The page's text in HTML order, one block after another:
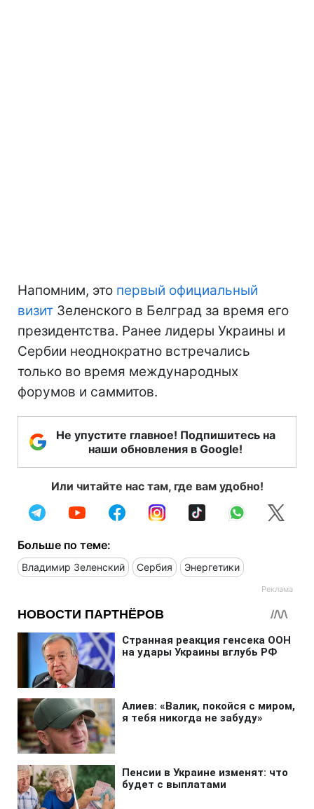
Напомним, это первый официальный
визит Зеленского в Белград за время его
президентства. Ранее лидеры Украины и
Сербии неоднократно встречались
только во время международных
форумов и саммитов.
Не упустите главное! Подпишитесь на
наши обновления в Google!
Или читайте нас там, где вам удобно!
Больше по теме:
Владимир Зеленский Сербия Энергетики